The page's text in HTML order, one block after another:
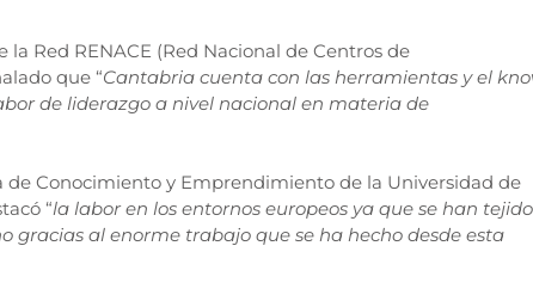
Red RENACE (Red Nacional de Centros de
que “Cantabria cuenta con las herramientas y el
de liderazgo a nivel nacional en materia de
de Conocimiento y Emprendimiento de la Universidad de
“la labor en los entornos europeos ya que se han tejido
gracias al enorme trabajo que se ha hecho desde esta